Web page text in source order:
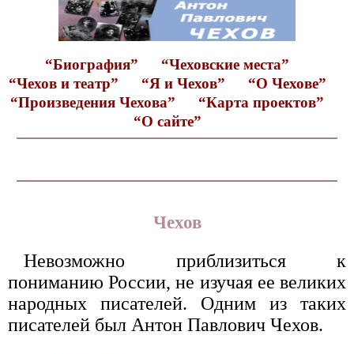
“Биография”
“Чеховские места”
“Чехов и театр”
“Я и Чехов”
“О Чехове”
“Произведения Чехова”
“Карта проектов”
“О сайте”
Чехов
Невозможно приблизиться к
пониманию России, не изучая ее великих
народных писателей. Одним из таких
писателей был Антон Павлович Чехов.